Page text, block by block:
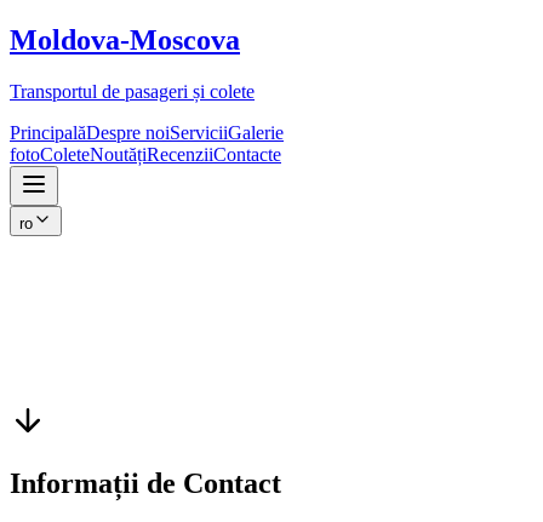
Moldova-Moscova
Transportul de pasageri și colete
PrincipalăDespre noiServiciiGalerie
fotoColeteNoutățiRecenziiContacte
ro
Informații de Contact